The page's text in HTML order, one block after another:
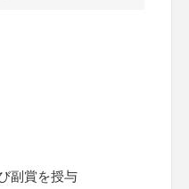
副賞を授与